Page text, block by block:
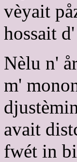
vèyait
hossait
Nèlu n'
m'
avait
fwét in